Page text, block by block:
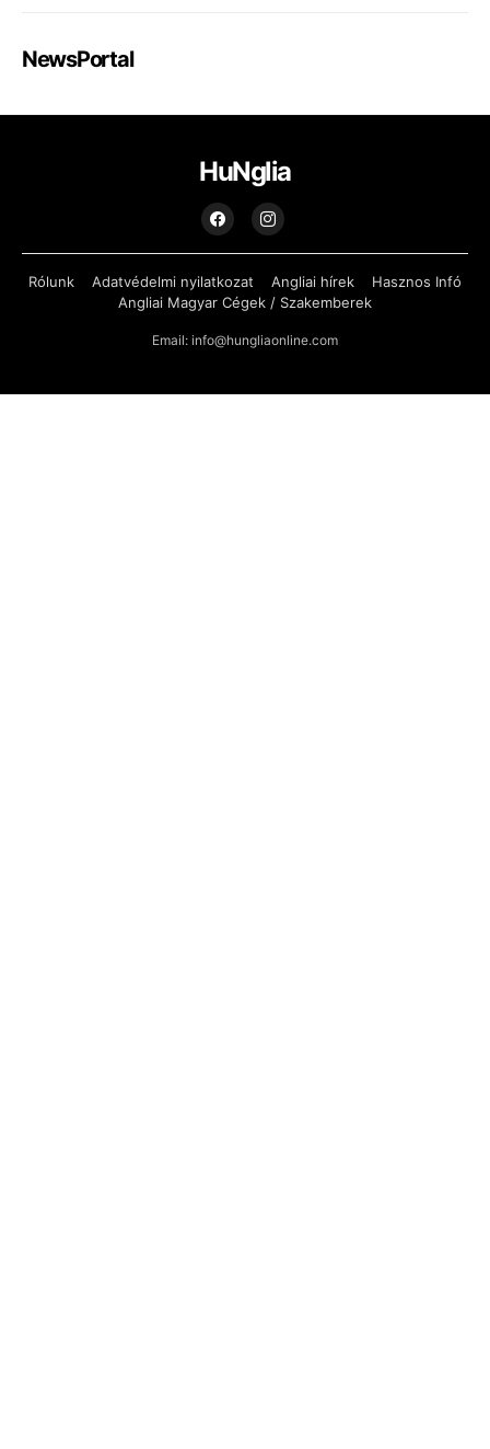
NewsPortal
HuNglia
Rólunk Adatvédelmi nyilatkozat Angliai hírek
Hasznos Infó
Angliai Magyar Cégek / Szakemberek
Email: info@hungliaonline.com